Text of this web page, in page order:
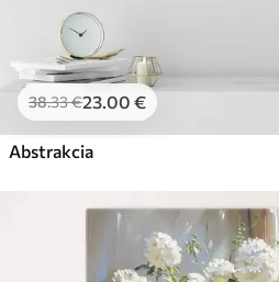
38.33€23.00 €
Abstrakcia